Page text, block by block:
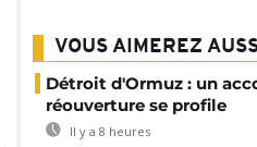
VOUS AIMEREZ
Détroit d'Ormuz : un
réouverture se profile
Il y a 8 heures